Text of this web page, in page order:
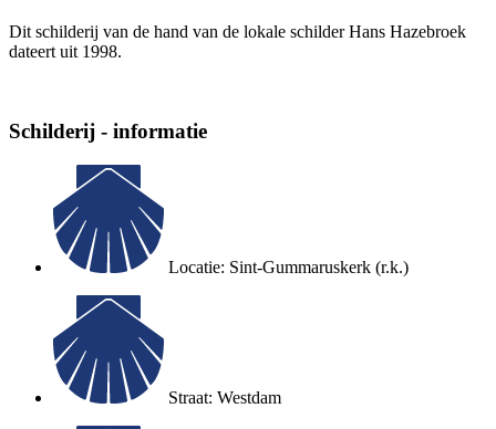
Dit schilderij van de hand van de lokale schilder Hans Hazebroek
dateert uit 1998.
Schilderij - informatie
Locatie: Sint-Gummaruskerk (r.k.)
Straat: Westdam